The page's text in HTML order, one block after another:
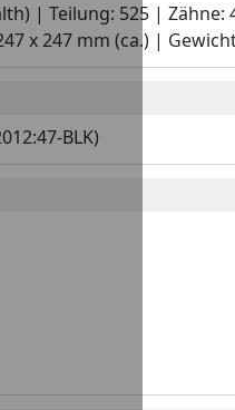
| Teilung: 525 |
x 247 mm (ca.) |
BLK)